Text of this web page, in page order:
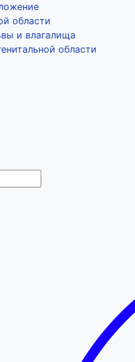
области
и влагалища
области